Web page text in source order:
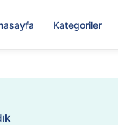
Kategoriler